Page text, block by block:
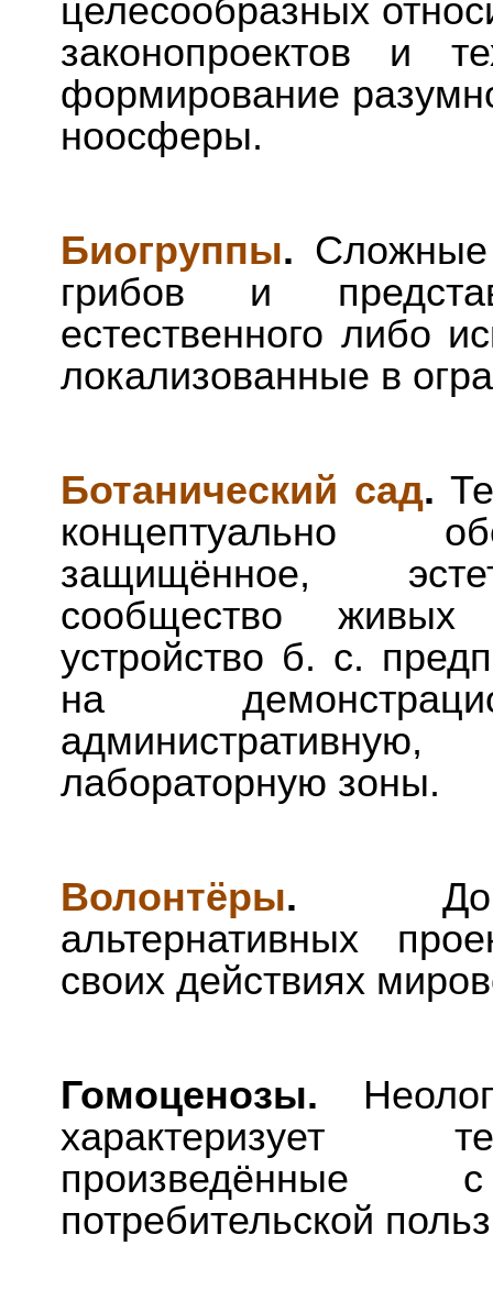
целесообразных
законопроектов и
формирование
ноосферы.
Биогруппы. Сложные
грибов и
естественного либо
локализованные в
Ботанический сад.
концептуально
защищённое,
сообщество живых
устройство б. с.
на
лабораторную зоны.
Волонтёры.
альтернативных
своих действиях
Гомоценозы.
характеризует
потребительской